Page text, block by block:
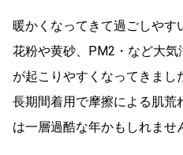
暖かくなってきて過ごしやす
花粉や黄砂、PM2・など大
が起こりやすくなってきま
長期間着用で摩擦による肌荒
は一層過酷な年かもしれませ